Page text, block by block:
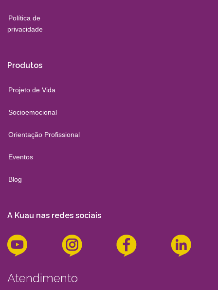
Política de
privacidade
Produtos
Projeto de Vida
Socioemocional
Orientação Profissional
Eventos
Blog
A Kuau nas redes sociais
Atendimento